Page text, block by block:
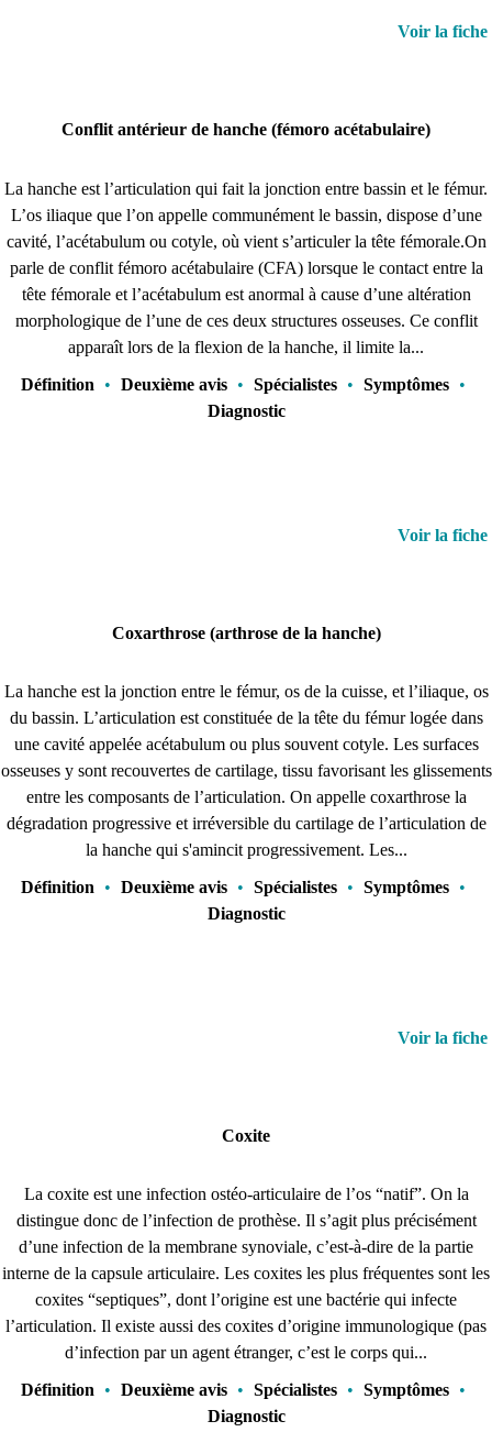
Voir la fiche
Conflit antérieur de hanche (fémoro acétabulaire)
La hanche est l’articulation qui fait la jonction entre bassin et le fémur.
L’os iliaque que l’on appelle communément le bassin, dispose d’une
cavité, l’acétabulum ou cotyle, où vient s’articuler la tête fémorale.On
parle de conflit fémoro acétabulaire (CFA) lorsque le contact entre la
tête fémorale et l’acétabulum est anormal à cause d’une altération
morphologique de l’une de ces deux structures osseuses. Ce conflit
apparaît lors de la flexion de la hanche, il limite la...
Définition
• Deuxième avis • Spécialistes • Symptômes •
Diagnostic
Voir la fiche
Coxarthrose (arthrose de la hanche)
La hanche est la jonction entre le fémur, os de la cuisse, et l’iliaque, os
du bassin. L’articulation est constituée de la tête du fémur logée dans
une cavité appelée acétabulum ou plus souvent cotyle. Les surfaces
osseuses y sont recouvertes de cartilage, tissu favorisant les glissements
entre les composants de l’articulation. On appelle coxarthrose la
dégradation progressive et irréversible du cartilage de l’articulation de
la hanche qui s'amincit progressivement. Les...
Définition
• Deuxième avis • Spécialistes • Symptômes •
Diagnostic
Voir la fiche
Coxite
La coxite est une infection ostéo-articulaire de l’os “natif”. On la
distingue donc de l’infection de prothèse. Il s’agit plus précisément
d’une infection de la membrane synoviale, c’est-à-dire de la partie
interne de la capsule articulaire. Les coxites les plus fréquentes sont les
coxites “septiques”, dont l’origine est une bactérie qui infecte
l’articulation. Il existe aussi des coxites d’origine immunologique (pas
d’infection par un agent étranger, c’est le corps qui...
Définition
• Deuxième avis • Spécialistes • Symptômes •
Diagnostic